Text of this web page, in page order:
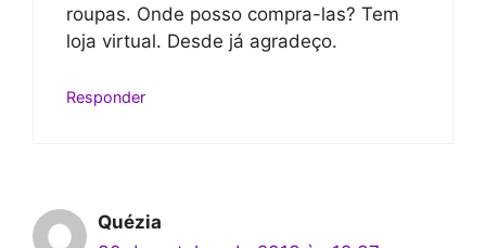
roupas. Onde posso compra-las? Tem
loja virtual. Desde já agradeço.
Responder
Quézia